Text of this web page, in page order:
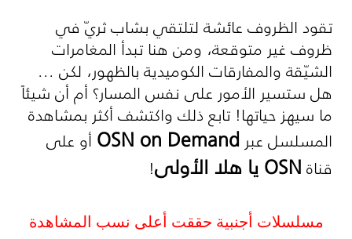
تقود الظروف عائشة لتلتقي بشاب ثريّ في
ظروف غير متوقعة، ومن هنا تبدأ المغامرات
الشيّقة والمفارقات الكوميدية بالظهور، لكن ...
هل ستسير الأمور على نفس المسار؟ أم أن شيئاً
ما سيهز حياتها! تابع ذلك واكتشف أكثر بمشاهدة
المسلسل عبر OSN on Demand أو على
قناةOSNيا هلا الأولى!
مسلسلات أجنبية حققت أعلى نسب المشاهدة